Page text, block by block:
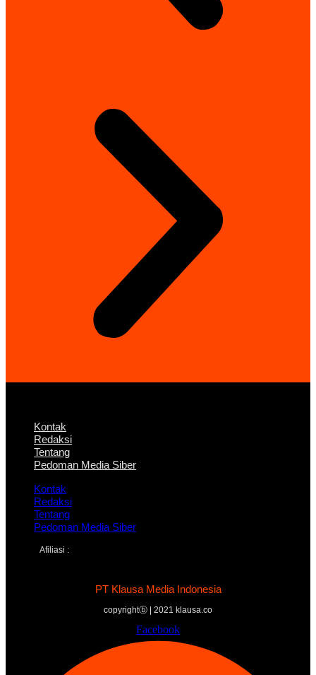
Kontak
Redaksi
Tentang
Pedoman Media Siber
Kontak
Redaksi
Tentang
Pedoman Media Siber
Afiliasi :
PT Klausa Media Indonesia
copyrightⓑ | 2021 klausa.co
Facebook